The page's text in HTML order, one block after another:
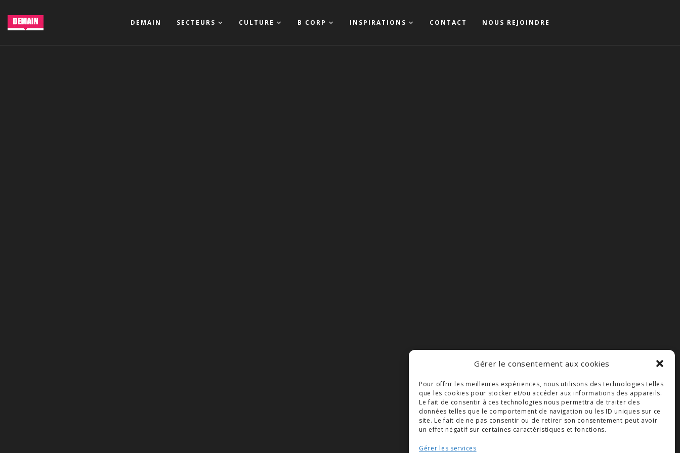
Gérer le consentement aux cookies
Pour offrir les meilleures expériences, nous utilisons des technologies telles
que les cookies pour stocker et/ou accéder aux informations des appareils.
Le fait de consentir à ces technologies nous permettra de traiter des
données telles que le comportement de navigation ou les ID uniques sur ce
site. Le fait de ne pas consentir ou de retirer son consentement peut avoir
un effet négatif sur certaines caractéristiques et fonctions.
Gérer les services
DEMAIN SECTEURS CULTURE B CORP INSPIRATIONS CONTACT NOUS REJOINDRE